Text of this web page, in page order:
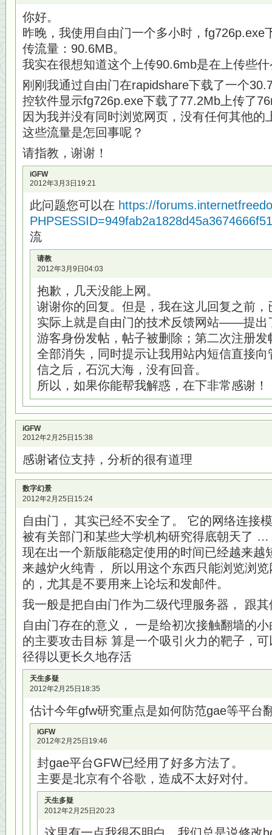
你好。
昨晚，我使用自由门一个多小时，fg726p.exe
传流量：90.6MB。
我实在很想知道这个上传90.6mb是在上传些
刚刚我通过自由门在rapidshare下载了一个
控软件显示fg726p.exe下载了77.2Mb上传了
因为我并没有同时浏览网页，没有任何其他的
这些流量是怎回事呢？
请指教，谢谢！
iGFW
2012年3月3日19:21
此问题您可以在 https://
流
请教
2012年3月9日04:03
抱歉，几天没能上网。
谢谢你的回复。但是，我在这儿回复之前
实际上就是自由门的技术反馈网站——提出
游客身份发帖，帖子被删除；第二次注册
全部消失，同时提示让我用站内短信直接
信之后，石沉大海，没有回音。
所以，如果你能帮我解惑，在下非常感谢！
iGFW
2012年2月25日15:38
感谢诸位支持，分析的很有道理
数字幻景
2012年2月25日15:24
自由门， 其实已经不安全了。 它的网络连接
被有关部门和某些大学机构研究得底朝天了 …
现在出一个新版能稳定使用的时间已经越来越
来越炉火纯青， 所以用这个东西只能浏览浏
的，尤其是不要用来上论坛和发邮件。
我一般是把自由门作为二级代理服务器， 跟
自由门存在的意义， 一是给初次接触翻墙的
的主要攻击目标 算是一个吸引火力的靶子，
径得以更长久地存活
天生多疑
2012年2月25日18:35
估计今年gfw研究重点是如何防范gae等平台
iGFW
2012年2月25日19:46
封gae平台GFW已经用了好多方法了。
主要是北京有个谷歌，造成不太好对付。
天生多疑
2012年2月25日20:23